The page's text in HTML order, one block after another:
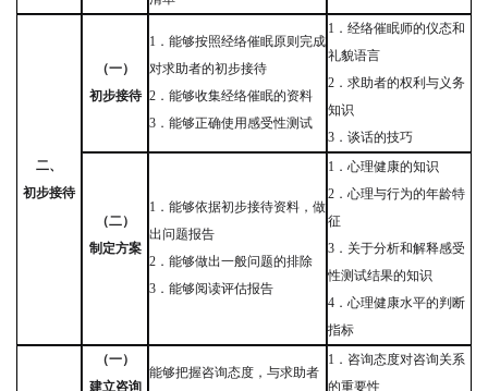
二、
初步接待
（一）
初步接待
1 ．能够按照经络催眠原则完成
对求助者的初步接待
2 ．能够收集经络催眠的资料
3 ．能够正确使用感受性测试
1 ．经络催眠师的仪态和
礼貌语言
2 ．求助者的权利与义务
知识
3 ．谈话的技巧
（二）
制定方案
1 ．能够依据初步接待资料，做
出问题报告
2 ．能够做出一般问题的排除
3 ．能够阅读评估报告
1 ．心理健康的知识
2 ．心理与行为的年龄特
征
3 ．关于分析和解释感受
性测试结果的知识
4 ．心理健康水平的判断
指标
（一）
建立咨询
能够把握咨询态度，与求助者
1 ．咨询态度对咨询关系
的重要性